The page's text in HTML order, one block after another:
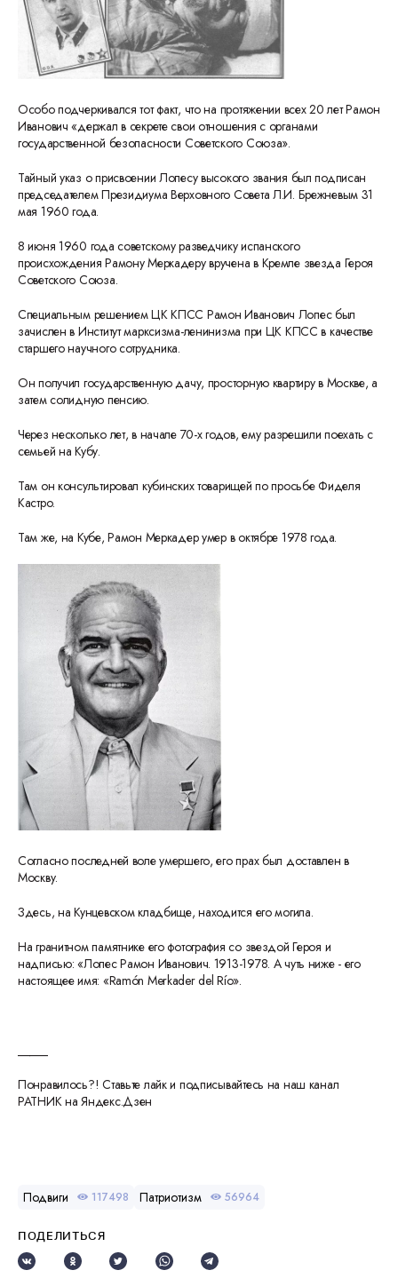
Особо подчеркивался тот факт, что на протяжении всех 20 лет Рамон
Иванович «держал в секрете свои отношения с органами
государственной безопасности Советского Союза».
Тайный указ о присвоении Лопесу высокого звания был подписан
председателем Президиума Верховного Совета Л.И. Брежневым 31
мая 1960 года.
8 июня 1960 года советскому разведчику испанского
происхождения Рамону Меркадеру вручена в Кремле звезда Героя
Советского Союза.
Специальным решением ЦК КПСС Рамон Иванович Лопес был
зачислен в Институт марксизма-ленинизма при ЦК КПСС в качестве
старшего научного сотрудника.
Он получил государственную дачу, просторную квартиру в Москве, а
затем солидную пенсию.
Через несколько лет, в начале 70-х годов, ему разрешили поехать с
семьей на Кубу.
Там он консультировал кубинских товарищей по просьбе Фиделя
Кастро.
Там же, на Кубе, Рамон Меркадер умер в октябре 1978 года.
Согласно последней воле умершего, его прах был доставлен в
Москву.
Здесь, на Кунцевском кладбище, находится его могила.
На гранитном памятнике его фотография со звездой Героя и
надписью: «Лопес Рамон Иванович. 1913-1978. А чуть ниже - его
настоящее имя: «Ramón Merkader del Río».
Понравилось?! Ставьте лайк и подписывайтесь на наш канал
РАТНИК на Яндекс.Дзен
Подвиги 117498 Патриотизм 56964
ПОДЕЛИТЬСЯ